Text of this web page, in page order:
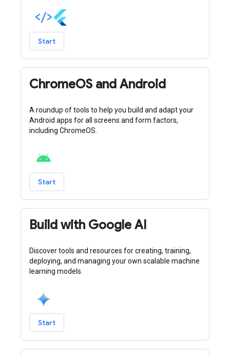
Start
ChromeOS and Android
A roundup of tools to help you build and adapt your
Android apps for all screens and form factors,
including ChromeOS.
Start
Build with Google AI
Discover tools and resources for creating, training,
deploying, and managing your own scalable machine
learning models.
Start